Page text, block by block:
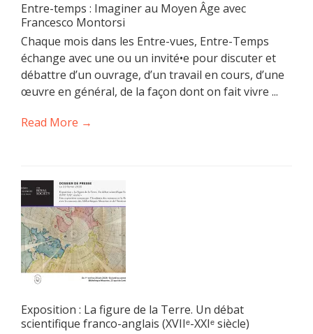
Entre-temps : Imaginer au Moyen Âge avec
Francesco Montorsi
Chaque mois dans les Entre-vues, Entre-Temps
échange avec une ou un invité•e pour discuter et
débattre d’un ouvrage, d’un travail en cours, d’une
œuvre en général, de la façon dont on fait vivre ...
Read More →
Exposition : La figure de la Terre. Un débat
scientifique franco-anglais (XVIIᵉ-XXIᵉ siècle)